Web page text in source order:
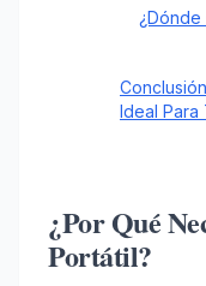
¿Dónde
Ideal Para
¿Por Qué
Portátil?